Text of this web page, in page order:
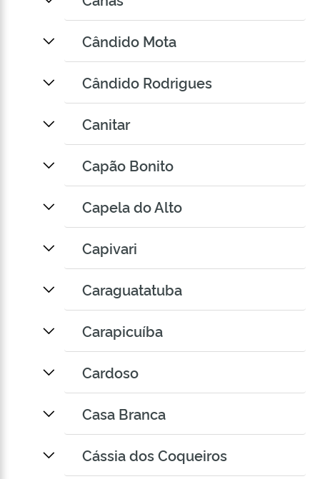
Cândido Mota
Cândido Rodrigues
Canitar
Capão Bonito
Capela do Alto
Capivari
Caraguatatuba
Carapicuíba
Cardoso
Casa Branca
Cássia dos Coqueiros